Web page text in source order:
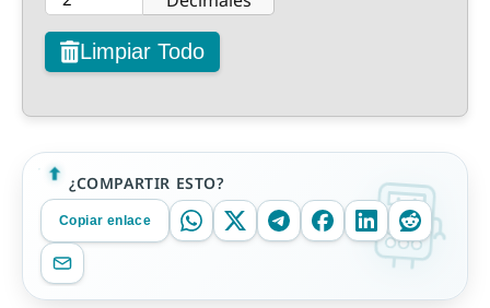
Limpiar Todo
¿COMPARTIR ESTO?
Copiar enlace